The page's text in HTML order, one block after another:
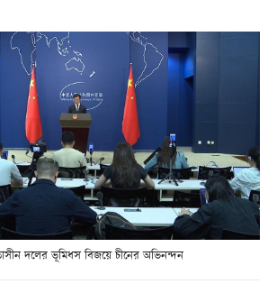
দলের ভূমিধস বিজয়ে চীনের অভিনন্দন